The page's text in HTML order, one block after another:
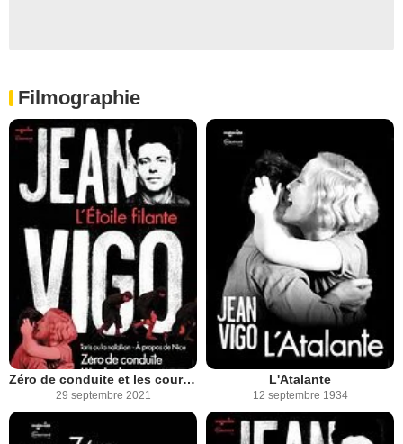
Filmographie
Zéro de conduite et les courts métrages de Jean Vigo
29 septembre 2021
L'Atalante
12 septembre 1934